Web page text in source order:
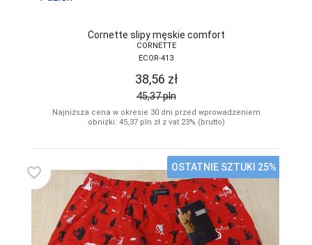
Cornette slipy męskie comfort
CORNETTE
ECOR-413
38,56 zł
45,37pln
Najniższa cena w okresie 30 dni przed wprowadzeniem
obniżki: 45,37 pln zł z vat 23% (brutto)
favorite_border OSTATNIE SZTUKI 25%